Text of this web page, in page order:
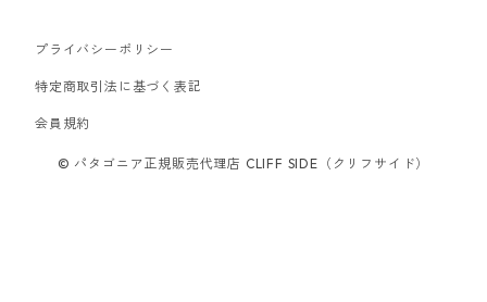
スウェットシャツ・フーディ
ボードショーツ
プライバシーポリシー
特定商取引法に基づく表記
会員規約
© パタゴニア正規販売代理店 CLIFF SIDE（クリフサイド）